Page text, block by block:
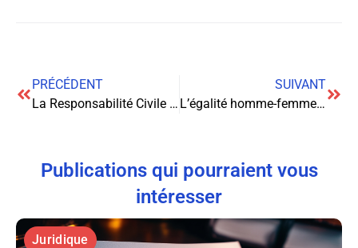
PRÉCÉDENT
La Responsabilité Civile Professionnelle (RCP) de l’avocat : ce qu’il faut retenir
SUIVANT
L’égalité homme-femme au travail
Publications qui pourraient vous
intéresser
Juridique